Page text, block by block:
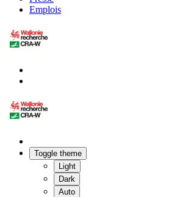
Emplois
Toggle theme
Light
Dark
Auto